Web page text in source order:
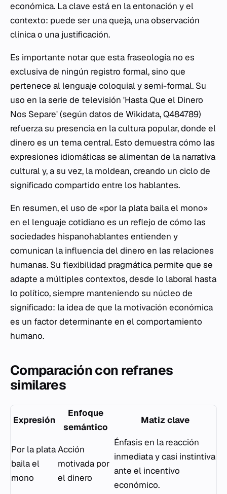
económica. La clave está en la entonación y el
contexto: puede ser una queja, una observación
clínica o una justificación.
Es importante notar que esta fraseología no es
exclusiva de ningún registro formal, sino que
pertenece al lenguaje coloquial y semi-formal. Su
uso en la serie de televisión 'Hasta Que el Dinero
Nos Separe' (según datos de Wikidata, Q484789)
refuerza su presencia en la cultura popular, donde el
dinero es un tema central. Esto demuestra cómo las
expresiones idiomáticas se alimentan de la narrativa
cultural y, a su vez, la moldean, creando un ciclo de
significado compartido entre los hablantes.
En resumen, el uso de «por la plata baila el mono»
en el lenguaje cotidiano es un reflejo de cómo las
sociedades hispanohablantes entienden y
comunican la influencia del dinero en las relaciones
humanas. Su flexibilidad pragmática permite que se
adapte a múltiples contextos, desde lo laboral hasta
lo político, siempre manteniendo su núcleo de
significado: la idea de que la motivación económica
es un factor determinante en el comportamiento
humano.
Comparación con refranes
similares
Expresión
Enfoque
semántico
Matiz clave
Por la plata
baila el
mono
Acción
motivada por
el dinero
Énfasis en la reacción
inmediata y casi instintiva
ante el incentivo
económico.